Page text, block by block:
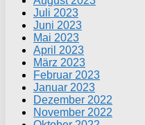
Juli 2023
Juni 2023
Mai 2023
April 2023
März 2023
Februar 2023
Januar 2023
Dezember 2022
November 2022